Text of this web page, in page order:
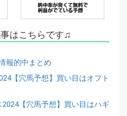
はこちらです♫
報的中まとめ
【穴馬予想】買い目はオフト
【穴馬予想】買い目はハギ